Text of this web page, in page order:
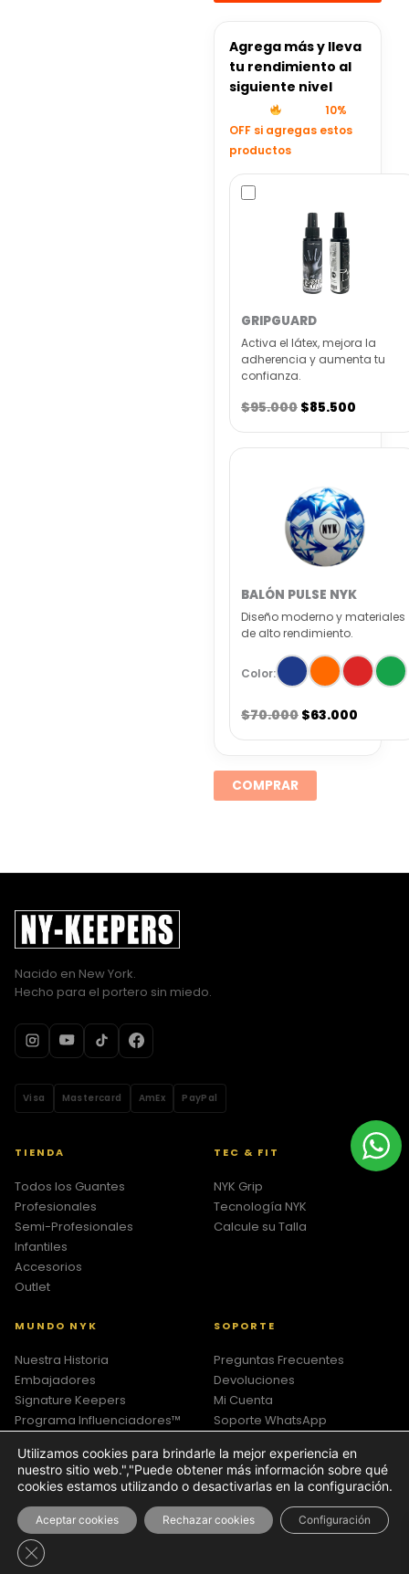
Agrega más y lleva
tu rendimiento al
siguiente nivel
10%
OFF si agregas estos
productos
GRIPGUARD
Activa el látex, mejora la
adherencia y aumenta tu
confianza.
$95.000 $85.500
BALÓN PULSE NYK
Diseño moderno y materiales
de alto rendimiento.
Color:
$70.000 $63.000
COMPRAR
Nacido en New York.
Hecho para el portero sin miedo.
Visa Mastercard AmEx PayPal
TIENDA
Todos los Guantes
Profesionales
Semi-Profesionales
Infantiles
Accesorios
Outlet
TEC & FIT
NYK Grip
Tecnología NYK
Calcule su Talla
MUNDO NYK
Nuestra Historia
Embajadores
Signature Keepers
Programa Influenciadores™
SOPORTE
Preguntas Frecuentes
Devoluciones
Mi Cuenta
Soporte WhatsApp
Términos y Condiciones
©2026NY Keepers LLC · Elmhurst, New York · Todos los derechos
Utilizamos cookies para brindarle la mejor experiencia en
nuestro sitio web.","Puede obtener más información sobre qué
cookies estamos utilizando o desactivarlas en la configuración.
Aceptar cookies Rechazar cookies Configuración
Cerrar el banner de cookies RGPD